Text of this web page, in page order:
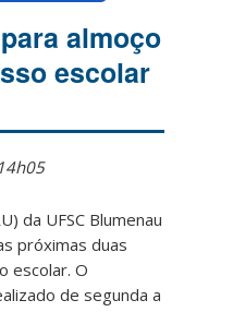
almoço
escolar
da UFSC Blumenau
próximas duas
escolar. O
de segunda a